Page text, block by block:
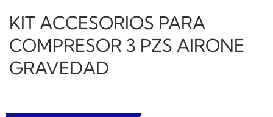
KIT ACCESORIOS PARA
COMPRESOR 3 PZS AIRONE
GRAVEDAD